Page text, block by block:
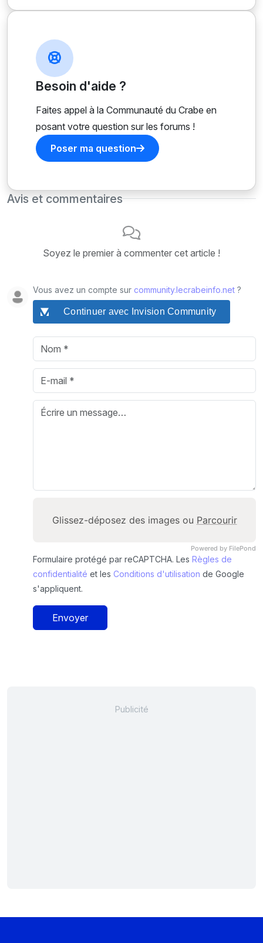
Besoin d'aide ?
Faites appel à la Communauté du Crabe en
posant votre question sur les forums !
Poser ma question
Avis et commentaires
Soyez le premier à commenter cet article !
Vous avez un compte sur community.lecrabeinfo.net ?
Continuer avec Invision Community
Powered by FilePond
Glissez-déposez des images ou Parcourir
Formulaire protégé par reCAPTCHA. Les Règles de
confidentialité et les Conditions d'utilisation de Google
s'appliquent.
Envoyer